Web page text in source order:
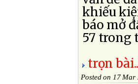
khiếu
báo mở
57 trong
trọn
Posted on 17 Mar